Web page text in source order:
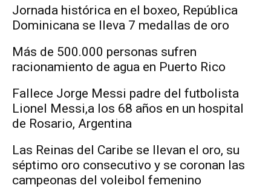
Jornada histórica en el boxeo, República
Dominicana se lleva 7 medallas de oro
Más de 500.000 personas sufren
racionamiento de agua en Puerto Rico
Fallece Jorge Messi padre del futbolista
Lionel Messi,a los 68 años en un hospital
de Rosario, Argentina
Las Reinas del Caribe se llevan el oro, su
séptimo oro consecutivo y se coronan las
campeonas del voleibol femenino